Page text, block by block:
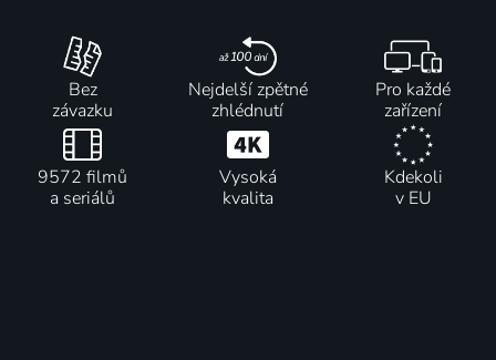
Bez
závazku
Nejdelší zpětné
zhlédnutí
Pro každé
zařízení
9572 filmů
a seriálů
Vysoká
kvalita
Kdekoli
v EU